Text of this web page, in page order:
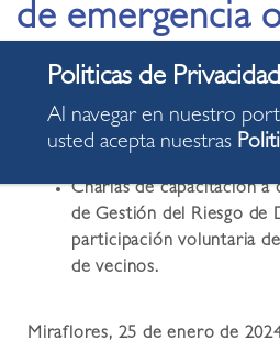
de emergencia
desastres
25.01.2024
Charlas de capacitación a
de Gestión del Riesgo de
participación voluntaria
de vecinos.
Miraflores, 25 de enero de
Al navegar en nuestro
usted acepta nuestras